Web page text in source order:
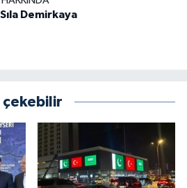
Demirkaya
çekebilir